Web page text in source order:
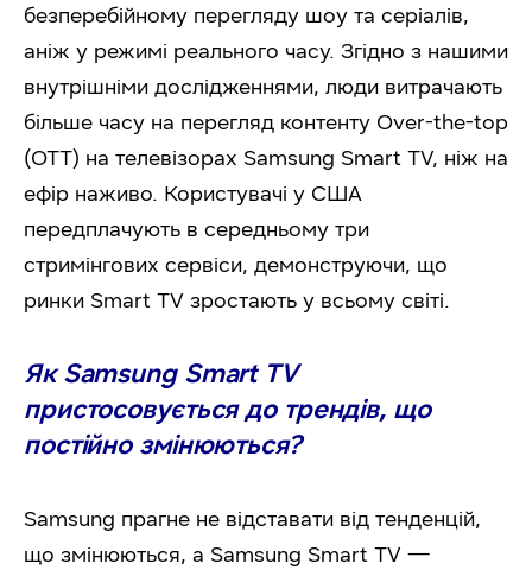
безперебійному перегляду шоу та серіалів,
аніж у режимі реального часу. Згідно з нашими
внутрішніми дослідженнями, люди витрачають
більше часу на перегляд контенту Over-the-top
(OTT) на телевізорах Samsung Smart TV, ніж на
ефір наживо. Користувачі у США
передплачують в середньому три
стримінгових сервіси, демонструючи, що
ринки Smart TV зростають у всьому світі.
Як Samsung Smart TV
пристосовується до трендів, що
постійно змінюються?
Samsung прагне не відставати від тенденцій,
що змінюються, а Samsung Smart TV —